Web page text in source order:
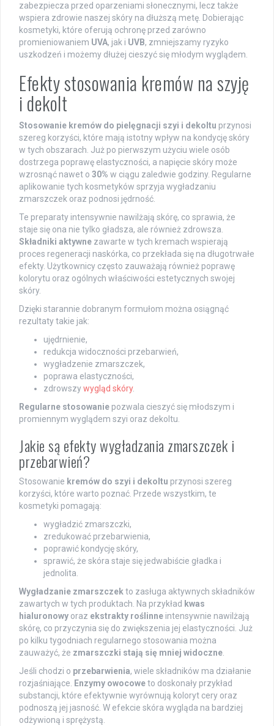
zabezpiecza przed oparzeniami słonecznymi, lecz także
wspiera zdrowie naszej skóry na dłuższą metę. Dobierając
kosmetyki, które oferują ochronę przed zarówno
promieniowaniem UVA, jak i UVB, zmniejszamy ryzyko
uszkodzeń i możemy dłużej cieszyć się młodym wyglądem.
Efekty stosowania kremów na szyję
i dekolt
Stosowanie kremów do pielęgnacji szyi i dekoltu przynosi
szereg korzyści, które mają istotny wpływ na kondycję skóry
w tych obszarach. Już po pierwszym użyciu wiele osób
dostrzega poprawę elastyczności, a napięcie skóry może
wzrosnąć nawet o 30% w ciągu zaledwie godziny. Regularne
aplikowanie tych kosmetyków sprzyja wygładzaniu
zmarszczek oraz podnosi jędrność.
Te preparaty intensywnie nawilżają skórę, co sprawia, że
staje się ona nie tylko gładsza, ale również zdrowsza.
Składniki aktywne zawarte w tych kremach wspierają
proces regeneracji naskórka, co przekłada się na długotrwałe
efekty. Użytkownicy często zauważają również poprawę
kolorytu oraz ogólnych właściwości estetycznych swojej
skóry.
Dzięki starannie dobranym formułom można osiągnąć
rezultaty takie jak:
ujędrnienie,
redukcja widoczności przebarwień,
wygładzenie zmarszczek,
poprawa elastyczności,
zdrowszywygląd skóry.
Regularne stosowanie pozwala cieszyć się młodszym i
promiennym wyglądem szyi oraz dekoltu.
Jakie są efekty wygładzania zmarszczek i
przebarwień?
Stosowanie kremów do szyi i dekoltu przynosi szereg
korzyści, które warto poznać. Przede wszystkim, te
kosmetyki pomagają:
wygładzić zmarszczki,
zredukować przebarwienia,
poprawić kondycję skóry,
sprawić, że skóra staje się jedwabiście gładka i
jednolita.
Wygładzanie zmarszczekto zasługa aktywnych składników
zawartych w tych produktach. Na przykład kwas
hialuronowy oraz ekstrakty roślinne intensywnie nawilżają
skórę, co przyczynia się do zwiększenia jej elastyczności. Już
po kilku tygodniach regularnego stosowania można
zauważyć, że zmarszczki stają się mniej widoczne
Jeśli chodzi o przebarwienia, wiele składników ma działanie
rozjaśniające.
Enzymy owocoweto doskonały przykład
substancji, które efektywnie wyrównują koloryt cery oraz
podnoszą jej jasność. W efekcie skóra wygląda na bardziej
odżywioną i sprężystą.